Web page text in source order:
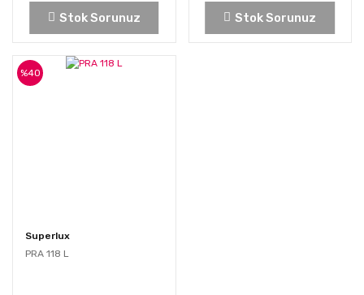
Stok Sorunuz Stok Sorunuz
Superlux
PRA 118 L
%40